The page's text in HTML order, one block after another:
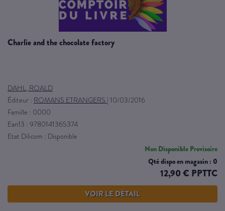
charlie and the chocolate factory
DAHL, ROALD
Éditeur : ROMANS ETRANGERS | 10/03/2016
Famille : 0000
Ean13 : 9780141365374
Etat Dilicom : Disponible
Non Disponible Provisoire
Qté dispo en magasin : 0
12,90 € PPTTC
VOIR LE DÉTAIL